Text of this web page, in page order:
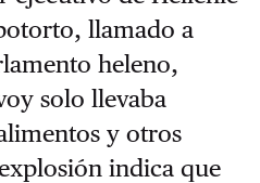
llamado a
heleno,
solo llevaba
y otros
indica que